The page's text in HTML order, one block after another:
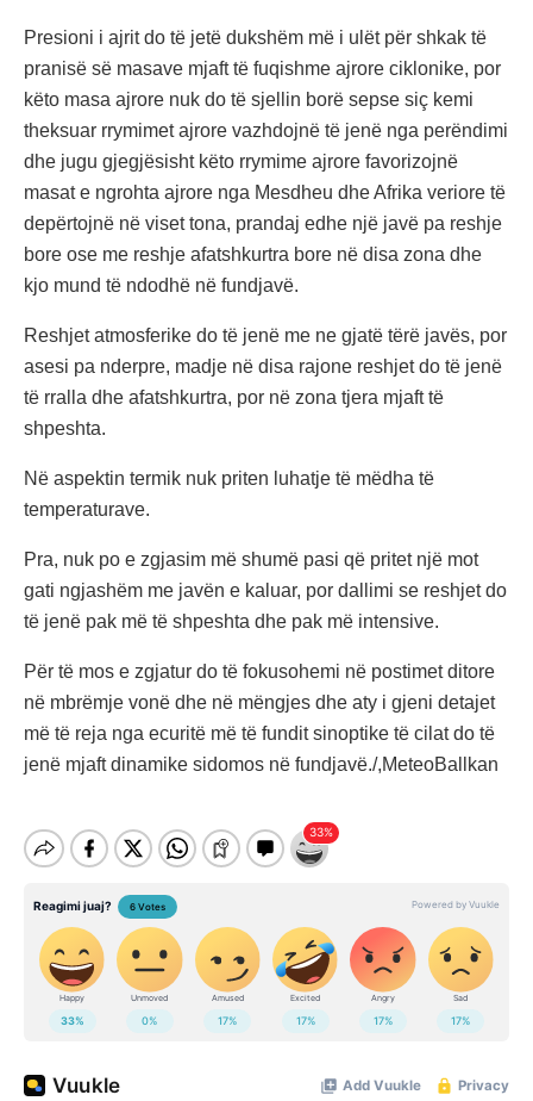
Presioni i ajrit do të jetë dukshëm më i ulët për shkak të
pranisë së masave mjaft të fuqishme ajrore ciklonike, por
këto masa ajrore nuk do të sjellin borë sepse siç kemi
theksuar rrymimet ajrore vazhdojnë të jenë nga perëndimi
dhe jugu gjegjësisht këto rrymime ajrore favorizojnë
masat e ngrohta ajrore nga Mesdheu dhe Afrika veriore të
depërtojnë në viset tona, prandaj edhe një javë pa reshje
bore ose me reshje afatshkurtra bore në disa zona dhe
kjo mund të ndodhë në fundjavë.
Reshjet atmosferike do të jenë me ne gjatë tërë javës, por
asesi pa nderpre, madje në disa rajone reshjet do të jenë
të rralla dhe afatshkurtra, por në zona tjera mjaft të
shpeshta.
Në aspektin termik nuk priten luhatje të mëdha të
temperaturave.
Pra, nuk po e zgjasim më shumë pasi që pritet një mot
gati ngjashëm me javën e kaluar, por dallimi se reshjet do
të jenë pak më të shpeshta dhe pak më intensive.
Për të mos e zgjatur do të fokusohemi në postimet ditore
në mbrëmje vonë dhe në mëngjes dhe aty i gjeni detajet
më të reja nga ecuritë më të fundit sinoptike të cilat do të
jenë mjaft dinamike sidomos në fundjavë./,MeteoBallkan